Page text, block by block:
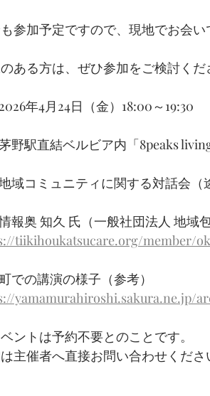
参加予定ですので、現地でお会
ある方は、ぜひ参加をご検討くだ
年4月24日（金）18:00～19:30
野駅直結ベルビア内「8peaks
域コミュニティに関する対話会
報奥 知久 氏（一般社団法人 地域
tiikihoukatsucare.org/member/
での講演の様子（参考）
yamamurahiroshi.sakura.ne.jp/
ントは予約不要とのことです。
主催者へ直接お問い合わせくださ